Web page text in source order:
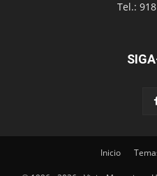
Tel.:
Inicio